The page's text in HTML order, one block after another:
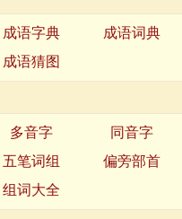
成语字典
成语词典
成语猜图
多音字
同音字
五笔词组
偏旁部首
组词大全